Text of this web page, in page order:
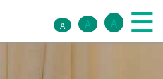
A A A